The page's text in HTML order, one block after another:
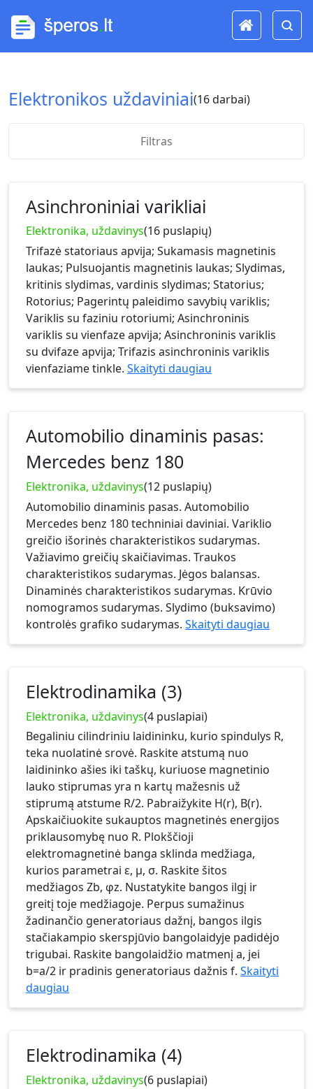
Elektronikos uždaviniai(16 darbai)
Filtras
Asinchroniniai varikliai
Elektronika, uždavinys(16 puslapių)
Trifazė statoriaus apvija; Sukamasis magnetinis
laukas; Pulsuojantis magnetinis laukas; Slydimas,
kritinis slydimas, vardinis slydimas; Statorius;
Rotorius; Pagerintų paleidimo savybių variklis;
Variklis su faziniu rotoriumi; Asinchroninis
variklis su vienfaze apvija; Asinchroninis variklis
su dvifaze apvija; Trifazis asinchroninis variklis
vienfaziame tinkle. Skaityti daugiau
Automobilio dinaminis pasas:
Mercedes benz 180
Elektronika, uždavinys(12 puslapių)
Automobilio dinaminis pasas. Automobilio
Mercedes benz 180 techniniai daviniai. Variklio
greičio išorinės charakteristikos sudarymas.
Važiavimo greičių skaičiavimas. Traukos
charakteristikos sudarymas. Jėgos balansas.
Dinaminės charakteristikos sudarymas. Krūvio
nomogramos sudarymas. Slydimo (buksavimo)
kontrolės grafiko sudarymas. Skaityti daugiau
Elektrodinamika (3)
Elektronika, uždavinys(4 puslapiai)
Begaliniu cilindriniu laidininku, kurio spindulys R,
teka nuolatinė srovė. Raskite atstumą nuo
laidininko ašies iki taškų, kuriuose magnetinio
lauko stiprumas yra n kartų mažesnis už
stiprumą atstume R/2. Pabraižykite H(r), B(r).
Apskaičiuokite sukauptos magnetinės energijos
priklausomybę nuo R. Plokščioji
elektromagnetinė banga sklinda medžiaga,
kurios parametrai ε, µ, σ. Raskite šitos
medžiagos Zb, φz. Nustatykite bangos ilgį ir
greitį toje medžiagoje. Perpus sumažinus
žadinančio generatoriaus dažnį, bangos ilgis
stačiakampio skerspjūvio bangolaidyje padidėjo
trigubai. Raskite bangolaidžio matmenį a, jei
b=a/2 ir pradinis generatoriaus dažnis f. Skaityti
daugiau
Elektrodinamika (4)
Elektronika, uždavinys(6 puslapiai)